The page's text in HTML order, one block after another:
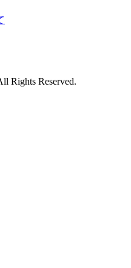
Rights Reserved.